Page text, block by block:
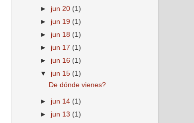
► jun 20 (1)
► jun 19 (1)
► jun 18 (1)
► jun 17 (1)
► jun 16 (1)
▼ jun 15 (1)
De dónde vienes?
► jun 14 (1)
► jun 13 (1)